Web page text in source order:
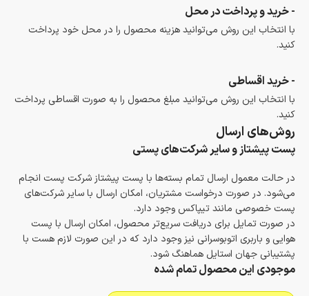
- خرید و پرداخت در محل
با انتخاب این روش می‌توانید هزینه محصول را در محل خود پرداخت
کنید.
- خرید اقساطی
با انتخاب این روش می‌توانید مبلغ محصول را به صورت اقساطی پرداخت
کنید.
روش‌های ارسال
پست پیشتاز و سایر شرکت‌های پستی
در حالت معمول ارسال تمام بسته‌ها با پست پیشتاز شرکت پست انجام
می‌شود. در صورت درخواست مشتریان، امکان ارسال با سایر شرکت‌های
پست خصوصی مانند تیپاکس وجود دارد.
در صورت تمایل برای دریافت سریع‌تر محصول، امکان ارسال با پست
هوایی و باربری اتوبوسرانی نیز وجود دارد که در این صورت لازم هست با
پشتیبانی جهان استایل هماهنگ شود.
موجودی این محصول تمام شده